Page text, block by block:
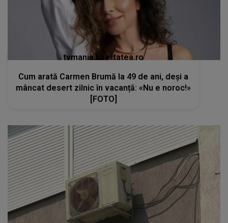
tvmania.libertatea.ro
Cum arată Carmen Brumă la 49 de ani, deși a
mâncat desert zilnic în vacanță: «Nu e noroc!»
[FOTO]